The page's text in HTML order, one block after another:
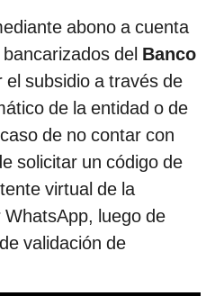
abono a cuenta
del Banco
el subsidio a través de
de la entidad o de
de no contar con
solicitar un código de
virtual de la
luego de
validación de